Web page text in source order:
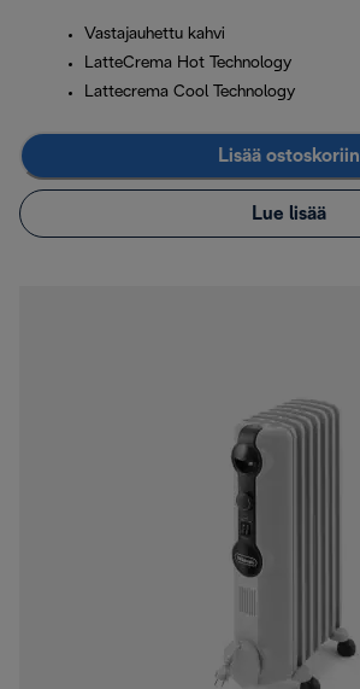
Vastajauhettu kahvi
LatteCrema Hot Technology
Lattecrema Cool Technology
Lisää ostoskoriin
Lue lisää